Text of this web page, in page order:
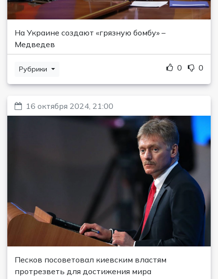
На Украине создают «грязную бомбу» –
Медведев
Рубрики 0 0
16 октября 2024, 21:00
Песков посоветовал киевским властям
протрезветь для достижения мира